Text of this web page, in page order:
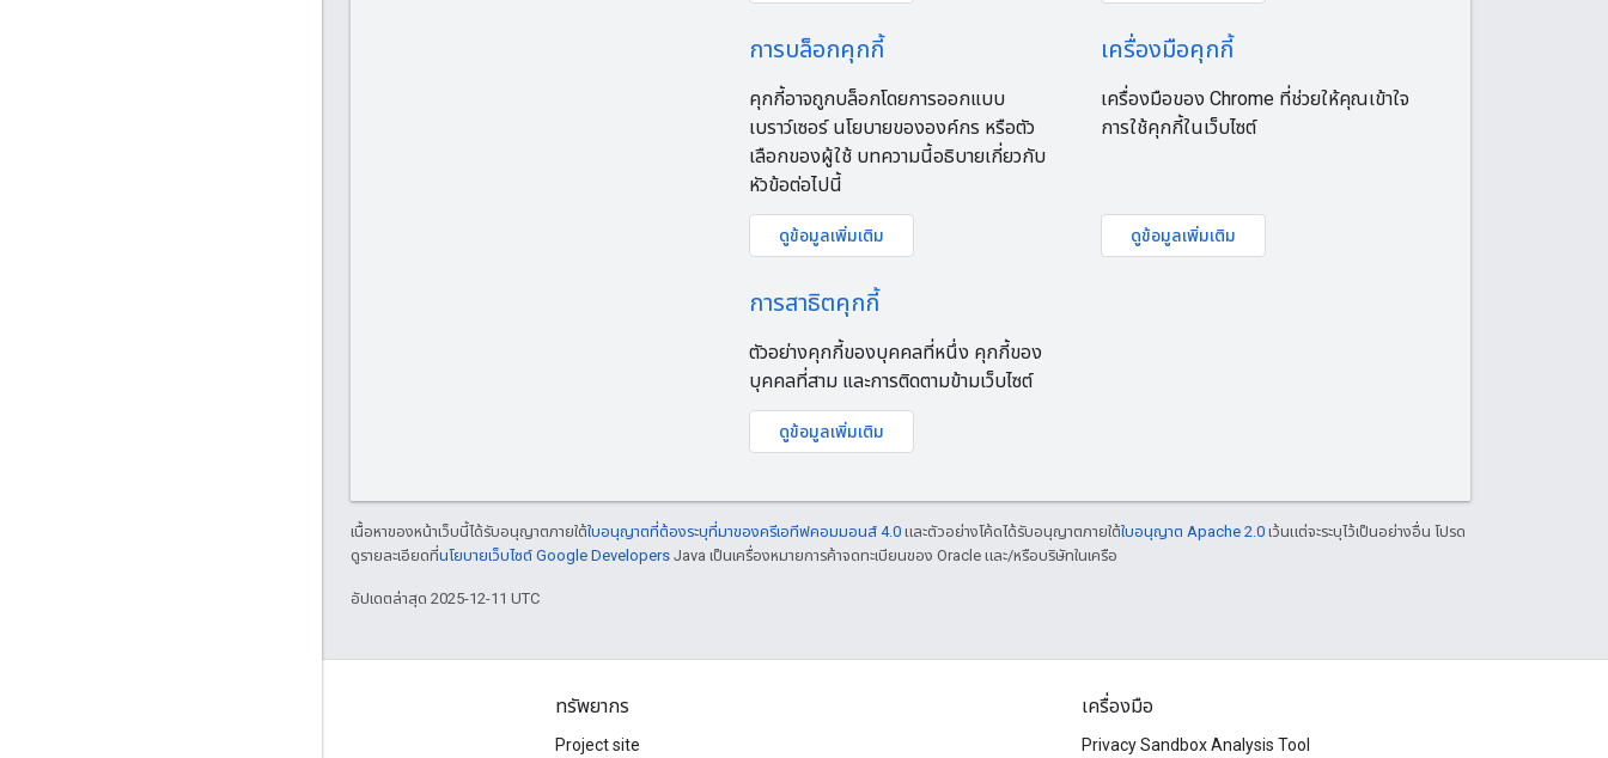
การบล็อกคุกกี้
คุกกี้อาจถูกบล็อกโดยการออกแบบ
เบราว์เซอร์ นโยบายขององค์กร หรือตัว
เลือกของผู้ใช้ บทความนี้อธิบายเกี่ยวกับ
หัวข้อต่อไปนี้
ดูข้อมูลเพิ่มเติม
เครื่องมือคุกกี้
เครื่องมือของ Chrome ที่ช่วยให้คุณเข้าใจ
การใช้คุกกี้ในเว็บไซต์
ดูข้อมูลเพิ่มเติม
การสาธิตคุกกี้
ตัวอย่างคุกกี้ของบุคคลที่หนึ่ง คุกกี้ของ
บุคคลที่สาม และการติดตามข้ามเว็บไซต์
ดูข้อมูลเพิ่มเติม
เนื้อหาของหน้าเว็บนี้ได้รับอนุญาตภายใต้ใบอนุญาตที่ต้องระบุที่มาของครีเอทีฟคอมมอนส์ 4.0 และตัวอย่างโค้ดได้รับอนุญาตภายใต้ใบอนุญาต Apache 2.0 เว้นแต่จะระบุไว้เป็นอย่างอื่น โปรด
ดูรายละเอียดที่นโยบายเว็บไซต์ Google Developers Java เป็นเครื่องหมายการค้าจดทะเบียนของ Oracle และ/หรือบริษัทในเครือ
อัปเดตล่าสุด 2025-12-11 UTC
ทรัพยากร
Project site
เครื่องมือ
Privacy Sandbox Analysis Tool